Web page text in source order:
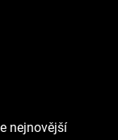
nejnovější